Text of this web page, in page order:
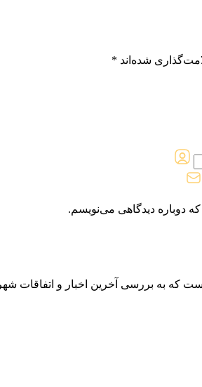
شده‌اند *
دوباره دیدگاهی می‌نویسم.
که به بررسی آخرین اخبار و اتفاقات